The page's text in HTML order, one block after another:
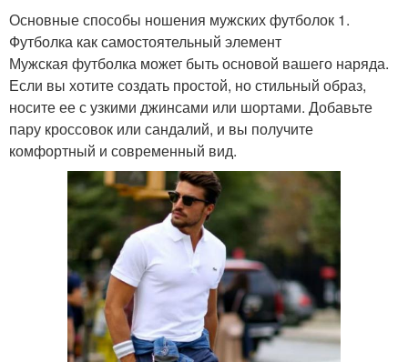
Основные способы ношения мужских футболок 1.
Футболка как самостоятельный элемент
Мужская футболка может быть основой вашего наряда.
Если вы хотите создать простой, но стильный образ,
носите ее с узкими джинсами или шортами. Добавьте
пару кроссовок или сандалий, и вы получите
комфортный и современный вид.